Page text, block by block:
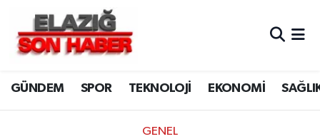
GÜNDEM SPOR TEKNOLOJİ EKONOMİ
GENEL
CANLI YAYIN
ASAYİŞ
BİLİM VE TEKNOLOJİ
Merkez Hava Durumu
Merkez Trafik Yoğunluk Haritası
Süper Lig Puan Durumu ve Fikstür